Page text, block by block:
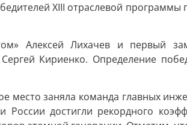
XIII отраслевой программы
Алексей Лихачев и первый
Кириенко. Определение
место заняла команда главных
достигли рекордного